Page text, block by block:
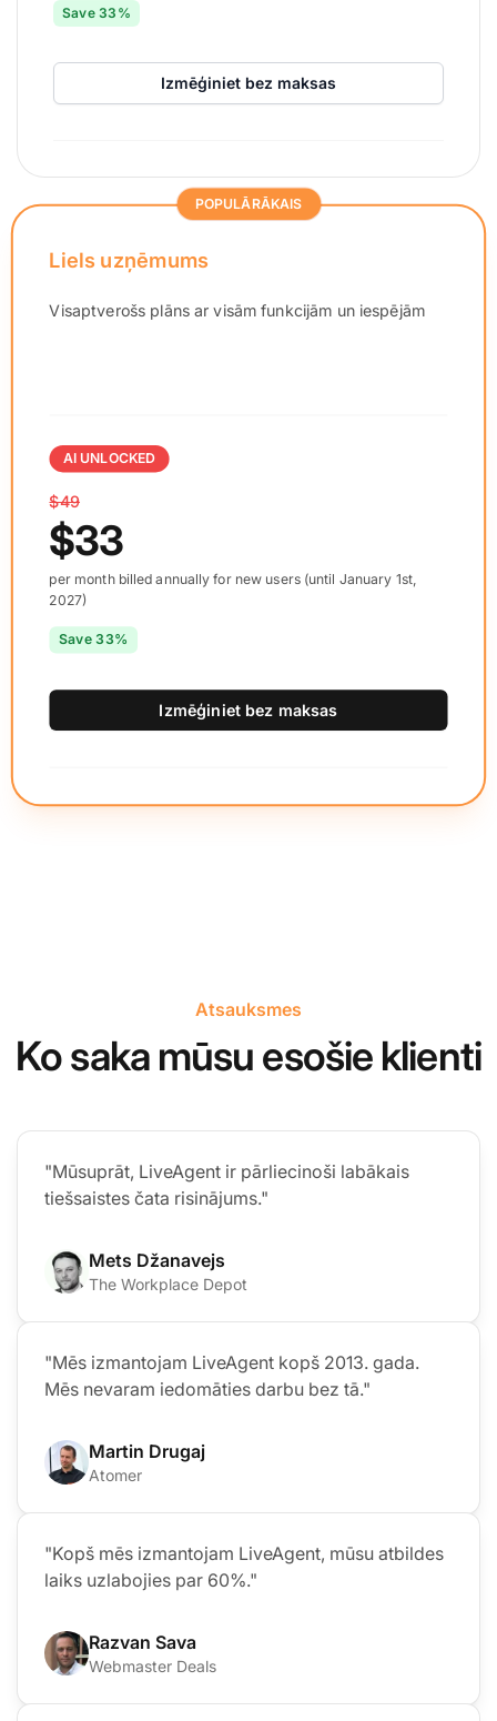
Save 33%
Izmēģiniet bez maksas
POPULĀRĀKAIS
Liels uzņēmums
Visaptverošs plāns ar visām funkcijām un iespējām
AI UNLOCKED
$49
$33
per month billed annually for new users (until January 1st,
2027)
Save 33%
Izmēģiniet bez maksas
Atsauksmes
Ko saka mūsu esošie klienti
"Mūsuprāt, LiveAgent ir pārliecinoši labākais
tiešsaistes čata risinājums."
Mets Džanavejs
The Workplace Depot
"Mēs izmantojam LiveAgent kopš 2013. gada.
Mēs nevaram iedomāties darbu bez tā."
Martin Drugaj
Atomer
"Kopš mēs izmantojam LiveAgent, mūsu atbildes
laiks uzlabojies par 60%."
Razvan Sava
Webmaster Deals